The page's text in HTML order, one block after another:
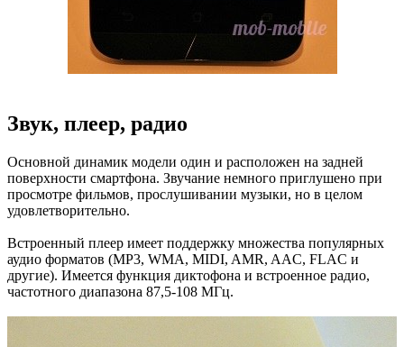
Звук, плеер, радио
Основной динамик модели один и расположен на задней
поверхности смартфона. Звучание немного приглушено при
просмотре фильмов, прослушивании музыки, но в целом
удовлетворительно.
Встроенный плеер имеет поддержку множества популярных
аудио форматов (MP3, WMA, MIDI, AMR, AAC, FLAC и
другие). Имеется функция диктофона и встроенное радио,
частотного диапазона 87,5-108 МГц.